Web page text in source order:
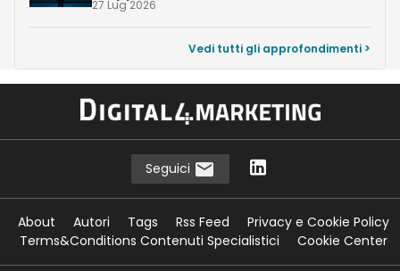
27 Lug 2026
Vedi tutti gli approfondimenti >
Seguici
About Autori Tags Rss Feed
Privacy e Cookie Policy
Terms&Conditions Contenuti Specialistici
Cookie Center